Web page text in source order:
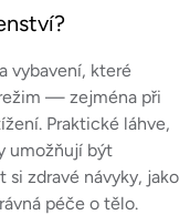
vybavení, které
— zejména při
Praktické láhve,
umožňují být
si zdravé návyky, jako
péče o tělo.